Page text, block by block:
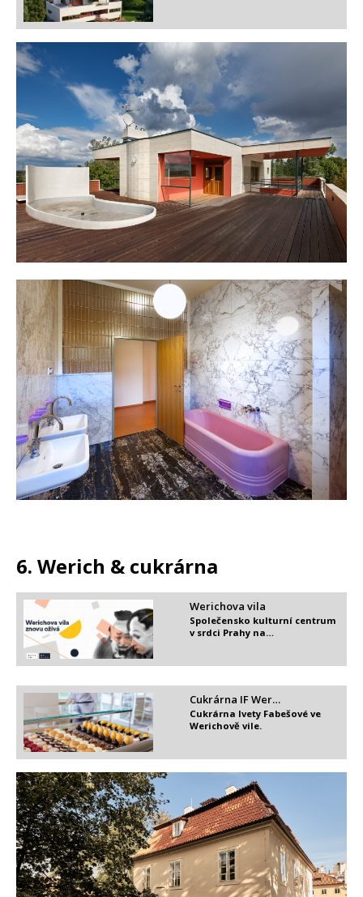
6. Werich & cukrárna
Werichova vila
Společensko kulturní centrum
v srdci Prahy na…
Cukrárna IF Wer…
Cukrárna Ivety Fabešové ve
Werichově vile.